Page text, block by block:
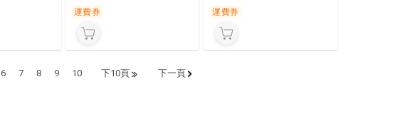
運費券 運費券
6 7 8 9 10 下10頁 下一頁